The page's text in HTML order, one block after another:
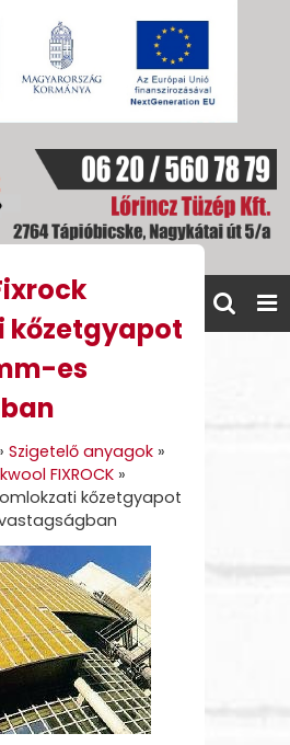
kőzetgyapot
es
Szigetelő anyagok »
FIXROCK »
kőzetgyapot